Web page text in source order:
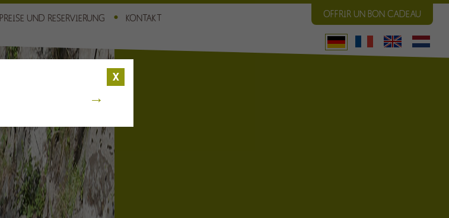
PREISE UND RESERVIERUNG KONTAKT OFFRIR UN BON CADEAU
X